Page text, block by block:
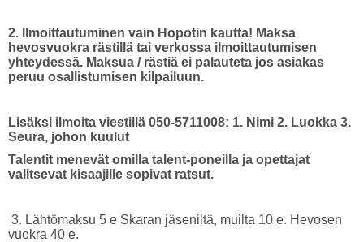
2. Ilmoittautuminen vain Hopotin kautta! Maksa
hevosvuokra rästillä tai verkossa ilmoittautumisen
yhteydessä. Maksua / rästiä ei palauteta jos asiakas
peruu osallistumisen kilpailuun.
Lisäksi ilmoita viestillä 050-5711008: 1. Nimi 2. Luokka 3.
Seura, johon kuulut
Talentit menevät omilla talent-poneilla ja opettajat
valitsevat kisaajille sopivat ratsut.
3. Lähtömaksu 5 e Skaran jäseniltä, muilta 10 e. Hevosen
vuokra 40 e.